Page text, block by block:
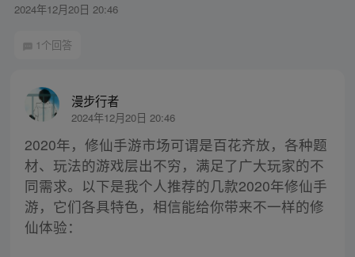
2024年12月20日 20:46
1个回答
漫步行者
2024年12月20日 20:46
2020年，修仙手游市场可谓是百花齐放，各种题
材、玩法的游戏层出不穷，满足了广大玩家的不
同需求。以下是我个人推荐的几款2020年修仙手
游，它们各具特色，相信能给你带来不一样的修
仙体验：